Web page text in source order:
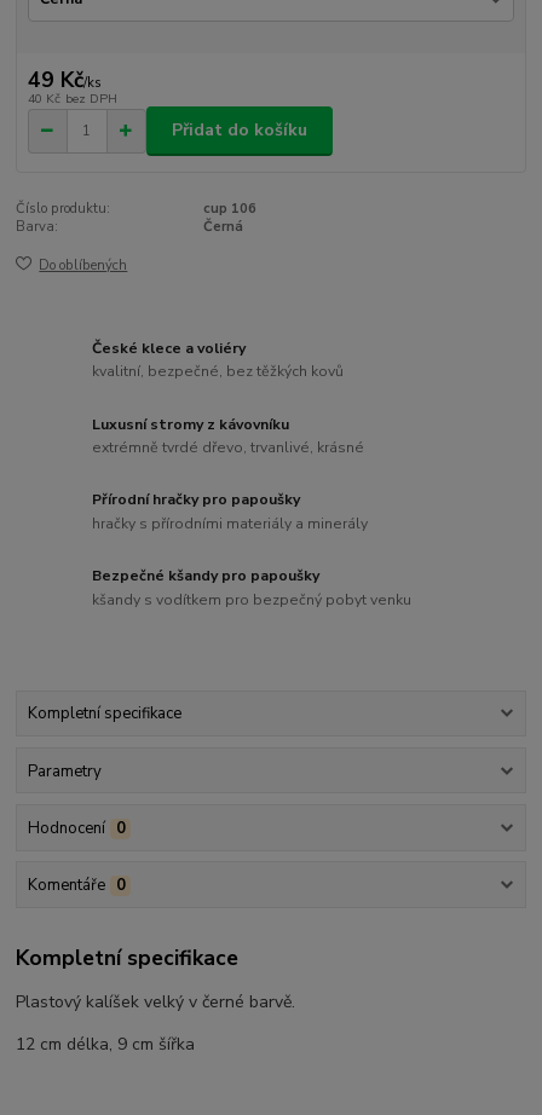
49 Kč/ks
40 Kč bez DPH
Přidat do košíku
Číslo produktu:
cup 106
Barva:
Černá
Do oblíbených
České klece a voliéry
kvalitní, bezpečné, bez těžkých kovů
Luxusní stromy z kávovníku
extrémně tvrdé dřevo, trvanlivé, krásné
Přírodní hračky pro papoušky
hračky s přírodními materiály a minerály
Bezpečné kšandy pro papoušky
kšandy s vodítkem pro bezpečný pobyt venku
Kompletní specifikace
Parametry
Hodnocení 0
Komentáře 0
Kompletní specifikace
Plastový kalíšek velký v černé barvě.
12 cm délka, 9 cm šířka